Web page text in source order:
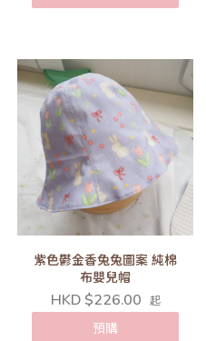
紫色鬱金香兔兔圖案 純棉
布嬰兒帽
HKD $226.00 起
預購